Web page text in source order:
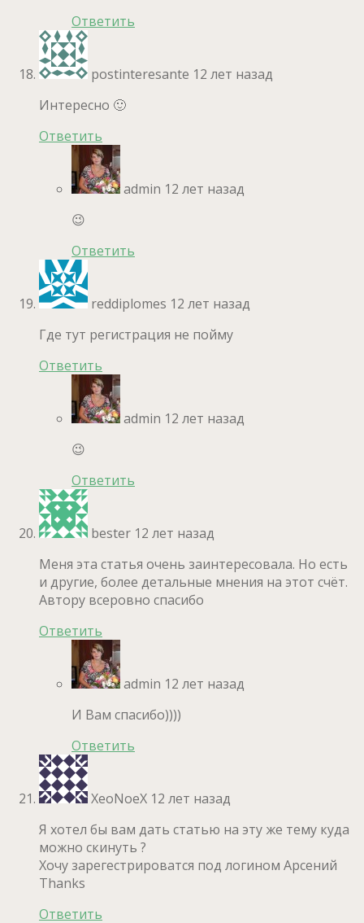
Ответить
postinteresante 12 лет назад
Интересно 🙂
Ответить
admin 12 лет назад
😉
Ответить
reddiplomes 12 лет назад
Где тут регистрация не пойму
Ответить
admin 12 лет назад
😉
Ответить
bester 12 лет назад
Меня эта статья очень заинтересовала. Но есть
и другие, более детальные мнения на этот счёт.
Автору всеровно спасибо
Ответить
admin 12 лет назад
И Вам спасибо))))
Ответить
XeoNoeX 12 лет назад
Я хотел бы вам дать статью на эту же тему куда
можно скинуть ?
Хочу зарегестрироватся под логином Арсений
Thanks
Ответить